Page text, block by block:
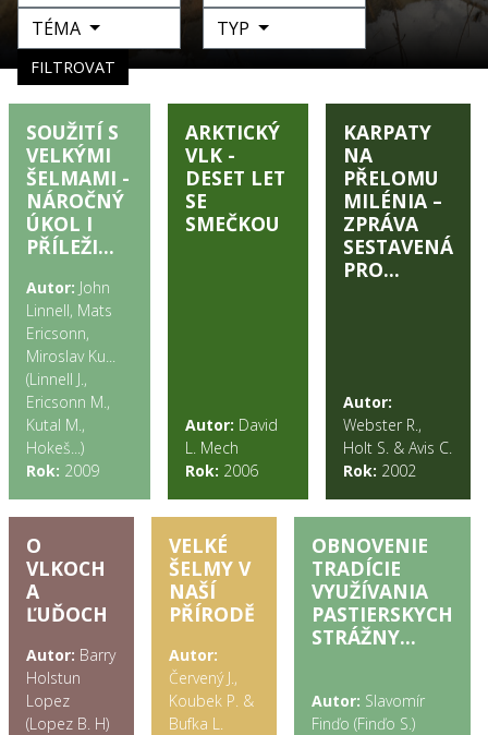
TÉMA
TYP
FILTROVAT
SOUŽITÍ S
VELKÝMI
ŠELMAMI -
NÁROČNÝ
ÚKOL I
PŘÍLEŽI...
Autor: John
Linnell, Mats
Ericsonn,
Miroslav Ku...
(Linnell J.,
Ericsonn M.,
Kutal M.,
Hokeš...)
Rok: 2009
ARKTICKÝ
VLK -
DESET LET
SE
SMEČKOU
Autor: David
L. Mech
Rok: 2006
KARPATY
NA
PŘELOMU
MILÉNIA –
ZPRÁVA
SESTAVENÁ
PRO...
Autor:
Webster R.,
Holt S. & Avis C.
Rok: 2002
O
VLKOCH
A
ĽUĎOCH
Autor: Barry
Holstun
Lopez
(Lopez B. H)
VELKÉ
ŠELMY V
NAŠÍ
PŘÍRODĚ
Autor:
Červený J.,
Koubek P. &
Bufka L.
OBNOVENIE
TRADÍCIE
VYUŽÍVANIA
PASTIERSKYCH
STRÁŽNY...
Autor: Slavomír
Finďo (Finďo S.)